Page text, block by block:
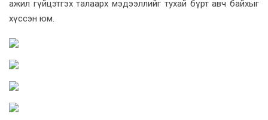
ажил гүйцэтгэх талаарх мэдээллийг тухай бүрт авч байхыг
хүссэн юм.